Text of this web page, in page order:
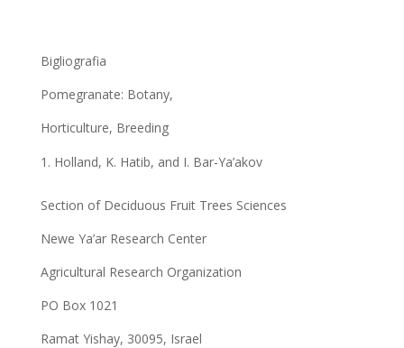
Bigliografia
Pomegranate: Botany,
Horticulture, Breeding
Holland, K. Hatib, and I. Bar-Ya’akov
Section of Deciduous Fruit Trees Sciences
Newe Ya’ar Research Center
Agricultural Research Organization
PO Box 1021
Ramat Yishay, 30095, Israel